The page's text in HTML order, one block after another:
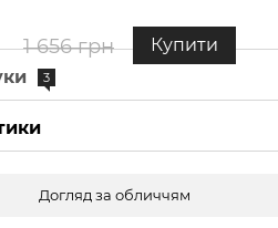
1 656 грн Купити
3
Догляд за обличчям